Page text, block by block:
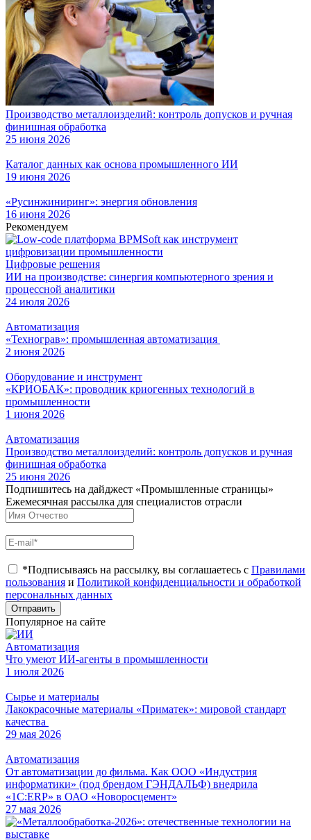
Производство металлоизделий: контроль допусков и ручная
финишная обработка
25 июня 2026
Каталог данных как основа промышленного ИИ
19 июня 2026
«Русинжиниринг»: энергия обновления
16 июня 2026
Рекомендуем
Цифровые решения
ИИ на производстве: синергия компьютерного зрения и
процессной аналитики
24 июля 2026
Автоматизация
«Технограв»: промышленная автоматизация
2 июня 2026
Оборудование и инструмент
«КРИОБАК»: проводник криогенных технологий в
промышленности
1 июня 2026
Автоматизация
Производство металлоизделий: контроль допусков и ручная
финишная обработка
25 июня 2026
Подпишитесь на дайджест «Промышленные страницы»
Ежемесячная рассылка для специалистов отрасли
*Подписываясь на рассылку, вы соглашаетесь с Правилами
пользования и Политикой конфиденциальности и обработкой
персональных данных
Отправить
Популярное на сайте
Автоматизация
Что умеют ИИ-агенты в промышленности
1 июля 2026
Сырье и материалы
Лакокрасочные материалы «Приматек»: мировой стандарт
качества
29 мая 2026
Автоматизация
От автоматизации до фильма. Как ООО «Индустрия
информатики» (под брендом ГЭНДАЛЬФ) внедрила
«1С:ERP» в ОАО «Новоросцемент»
27 мая 2026